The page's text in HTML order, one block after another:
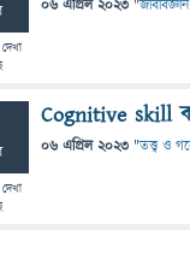
06 এপ্রিল 2023 "জীববিজ্ঞান
Cognitive skill
06 এপ্রিল 2023 "তত্ত্ব ও